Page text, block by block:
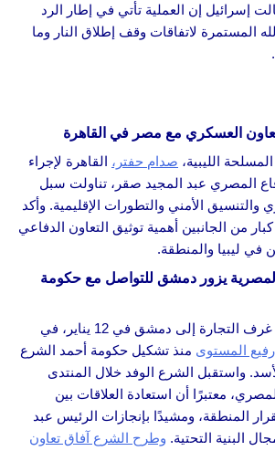
إسرائيل إن العملية تأتي في إطار الرد
المستمرة لاتفاقات وقف إطلاق النار وما
العسكري مع مصر في القاهرة
الليبية، صدام حفتر، القاهرة لإجراء
المصري عبد المجيد صقر، تناولت سبل
والتنسيق الأمني والتطورات الإقليمية. وأكد
من الجانبين أهمية توثيق التعاون الدفاعي
في ليبيا والمنطقة.
يزور دمشق للتواصل مع حكومة
إلى دمشق في 12 يناير، في
المستوى منذ تشكيل حكومة أحمد الشرع
واستقبل الشرع الوفد خلال المنتدى
معتبرًا أن استعادة العلاقات بين
المنطقة، ومشيدًا بإنجازات الرئيس عبد
البنية التحتية. وطرح الشرع آفاق تعاون